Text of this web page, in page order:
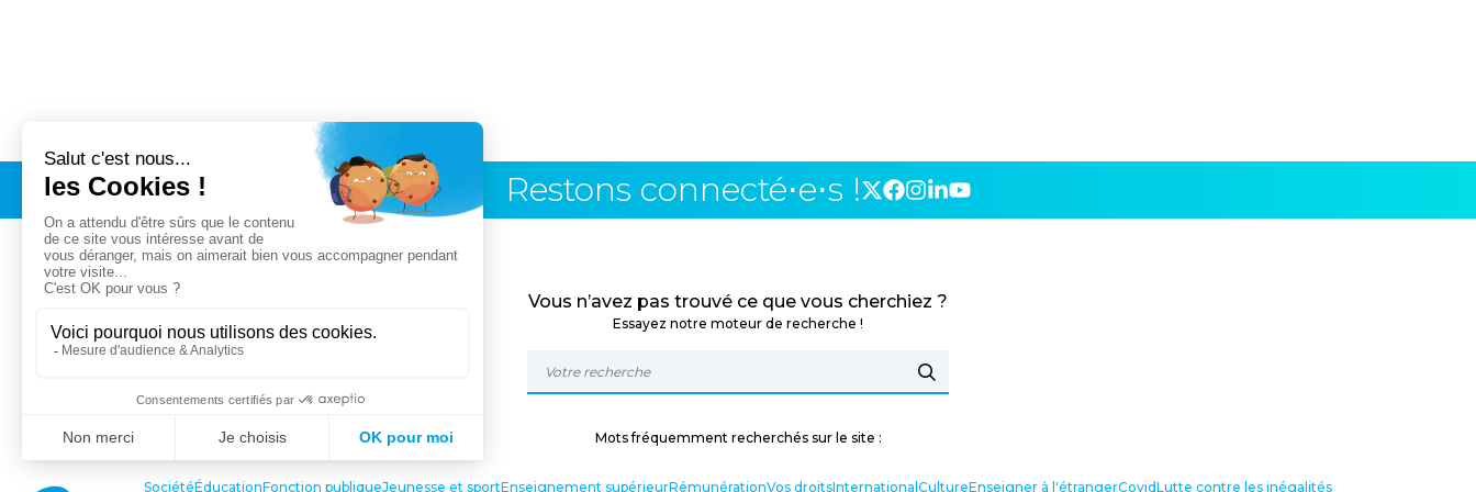
Restons connecté⋅e⋅s !
Vous n’avez pas trouvé ce que vous cherchiez ?
Essayez notre moteur de recherche !
Mots fréquemment recherchés sur le site :
SociétéÉducationFonction publiqueJeunesse et sportEnseignement supérieurRémunérationVos droitsInternational CultureEnseigner à l'étrangerCovidLutte contre les inégalités